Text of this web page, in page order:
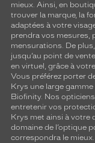
mieux. Ainsi, en
trouver la marque, la
adaptées à votre
prendra vos mesures,
mensurations. De
jusqu’au point de
en virtuel, grâce à
Vous préférez porter
Krys une large
Biofinity. Nos
entretenir vos
Krys met ainsi à votre
domaine de l’optique
correspondra le